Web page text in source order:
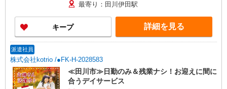
最寄り：田川伊田駅
キープ 詳細を見る
派遣社員
株式会社kotrio /●FK-H-2028583
≪田川市≫日勤のみ＆残業ナシ！お迎えに間に
合うデイサービス